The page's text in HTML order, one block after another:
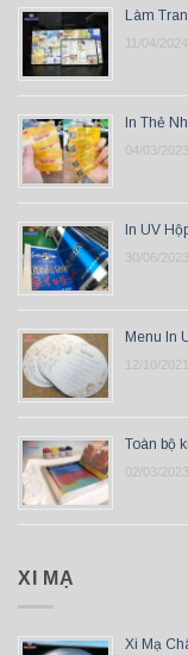
Làm
11/04/2024
In Thẻ
04/03/2023
In UV
30/06/2023
Menu In
12/10/2021
Toàn bộ
02/03/2023
XI MẠ
Xi Mạ